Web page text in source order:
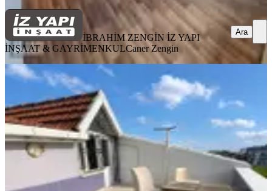
İBRAHİM ZENGİN İZ YAPI
İNŞAAT & GAYRİMENKULCaner Zengin
Ara
YENİ
Yunus Emre Mahallesi'nde Kiralık
Ferah Çatı Katı
Sultangazi, Yunus Emre Mahallesi
2+1·100 m²·Çatı Katı · 05.08.2026
28.000 ₺